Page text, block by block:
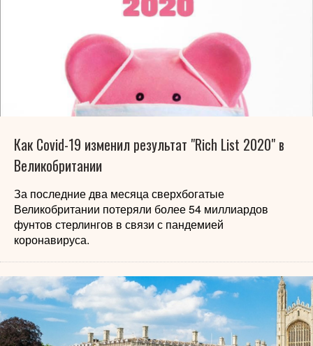
Как Covid-19 изменил результат "Rich List 2020" в
Великобритании
За последние два месяца сверхбогатые
Великобритании потеряли более 54 миллиардов
фунтов стерлингов в связи с пандемией
коронавируса.